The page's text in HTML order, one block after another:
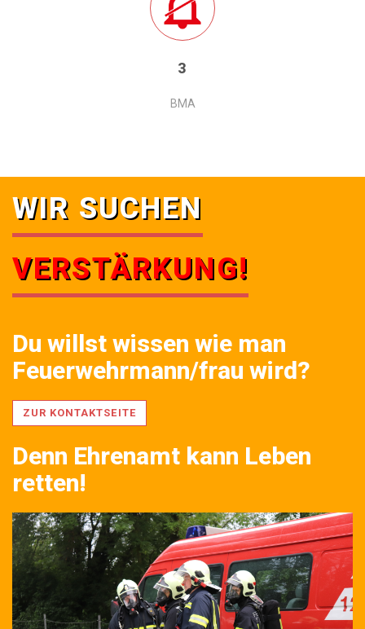
3
BMA
WIR SUCHEN
VERSTÄRKUNG!
Du willst wissen wie man
Feuerwehrmann/frau wird?
ZUR KONTAKTSEITE
Denn Ehrenamt kann Leben
retten!